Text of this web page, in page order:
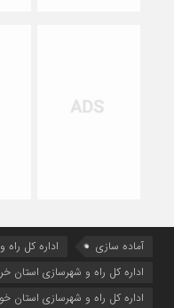
آماده سازی
اداره كل
اداره كل راه و شهرسازي استان
اداره كل راه و شهرسازي استان